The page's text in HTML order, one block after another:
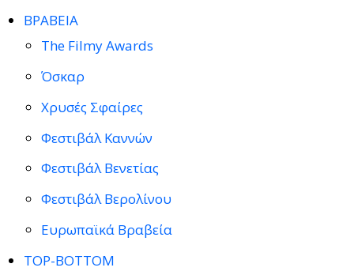
ΒΡΑΒΕΙΑ
The Filmy Awards
Όσκαρ
Χρυσές Σφαίρες
Φεστιβάλ Καννών
Φεστιβάλ Βενετίας
Φεστιβάλ Βερολίνου
Ευρωπαϊκά Βραβεία
TOP-BOTTOM